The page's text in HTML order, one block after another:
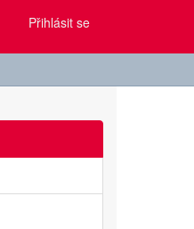
Přihlásit se